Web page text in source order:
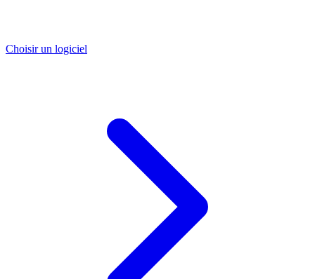
Choisir un logiciel